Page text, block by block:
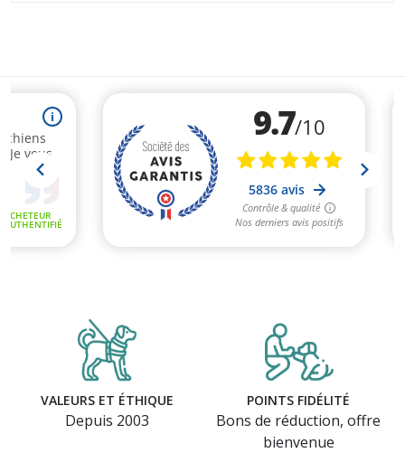
VALEURS ET ÉTHIQUE
Depuis 2003
POINTS FIDÉLITÉ
Bons de réduction, offre
bienvenue